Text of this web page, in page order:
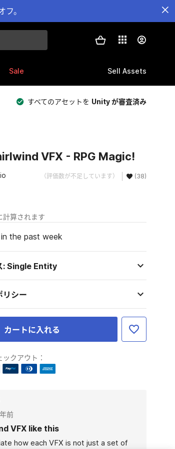
。
Sale Sell Assets
すべてのアセットを Unity が審査済み
VFX - RPG Magic!
（評価数が不足しています） (38)
計算されます
the past week
: Single Entity
リシー
カートに入れる
クアウト：
前
VFX like this
how each VFX is not just a set of